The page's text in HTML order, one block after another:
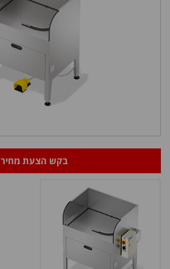
בקש הצעת מחיר